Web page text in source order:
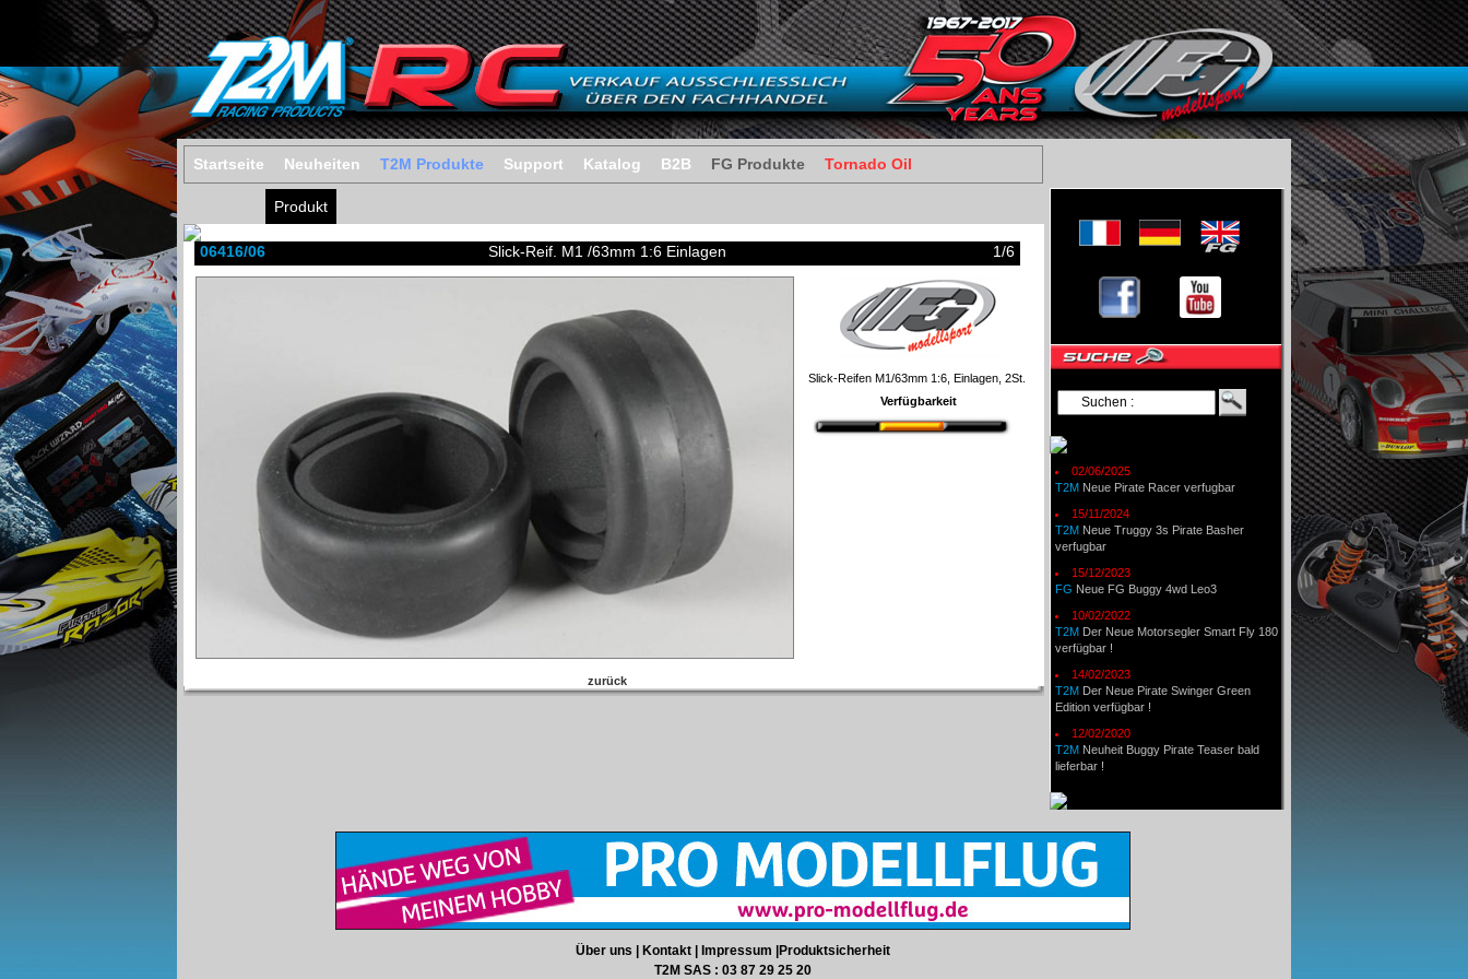
Startseite Neuheiten T2M Produkte Support Katalog B2B FG Produkte Tornado Oil
02/06/2025
T2M Neue Pirate Racer verfugbar
15/11/2024
T2M Neue Truggy 3s Pirate Basher
verfugbar
15/12/2023
FG Neue FG Buggy 4wd Leo3
10/02/2022
T2M Der Neue Motorsegler Smart Fly 180
verfügbar !
14/02/2023
T2M Der Neue Pirate Swinger Green
Edition verfügbar !
12/02/2020
T2M Neuheit Buggy Pirate Teaser bald
lieferbar !
Produkt
06416/06 Slick-Reif. M1 /63mm 1:6 Einlagen 1/6
Slick-Reifen M1/63mm 1:6, Einlagen, 2St.
Verfügbarkeit
zurück
Über uns Kontakt Impressum
Produktsicherheit
T2M SAS : 03 87 29 25 20